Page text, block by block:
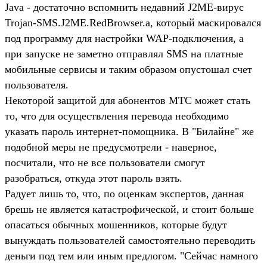
Java - достаточно вспомнить недавний J2ME-вирус
Trojan-SMS.J2ME.RedBrowser.a, который маскировался
под программу для настройки WAP-подключения, а
при запуске не заметно отправлял SMS на платные
мобильные сервисы и таким образом опустошал счет
пользователя.
Некоторой защитой для абонентов МТС может стать
то, что для осуществления перевода необходимо
указать пароль интернет-помощника. В "Билайне" же
подобной меры не предусмотрели - наверное,
посчитали, что не все пользователи смогут
разобраться, откуда этот пароль взять.
Радует лишь то, что, по оценкам экспертов, данная
брешь не является катастрофической, и стоит больше
опасаться обычных мошенников, которые будут
вынуждать пользователей самостоятельно переводить
деньги под тем или иным предлогом. "Сейчас намного